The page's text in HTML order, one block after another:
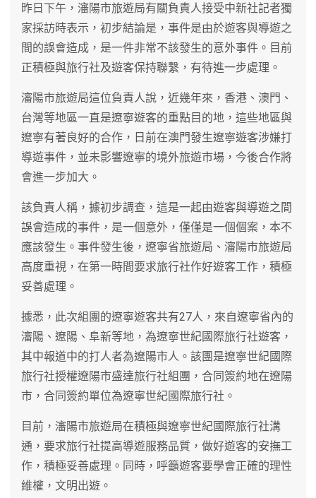
昨日下午，瀋陽市旅遊局有關負責人接受中新社記者獨
家採訪時表示，初步結論是，事件是由於遊客與導遊之
間的誤會造成，是一件非常不該發生的意外事件。目前
正積極與旅行社及遊客保持聯繫，有待進一步處理。
瀋陽市旅遊局這位負責人說，近幾年來，香港、澳門、
台灣等地區一直是遼寧遊客的重點目的地，這些地區與
遼寧有著良好的合作，日前在澳門發生遼寧遊客涉嫌打
導遊事件，並未影響遼寧的境外旅遊市場，今後合作將
會進一步加大。
該負責人稱，據初步調查，這是一起由遊客與導遊之間
誤會造成的事件，是一個意外，僅僅是一個個案，本不
應該發生。事件發生後，遼寧省旅遊局、瀋陽市旅遊局
高度重視，在第一時間要求旅行社作好遊客工作，積極
妥善處理。
據悉，此次組團的遼寧遊客共有27人，來自遼寧省內的
瀋陽、遼陽、阜新等地，為遼寧世紀國際旅行社遊客，
其中報道中的打人者為遼陽市人。該團是遼寧世紀國際
旅行社授權遼陽市盛達旅行社組團，合同簽約地在遼陽
市，合同簽約單位為遼寧世紀國際旅行社。
目前，瀋陽市旅遊局在積極與遼寧世紀國際旅行社溝
通，要求旅行社提高導遊服務品質，做好遊客的安撫工
作，積極妥善處理。同時，呼籲遊客要學會正確的理性
維權，文明出遊。